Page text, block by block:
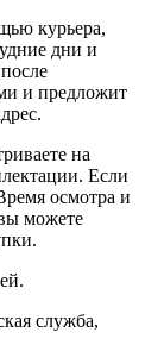
курьера,
дни и
и предложит
на
Если
осмотра и
можете
служба,